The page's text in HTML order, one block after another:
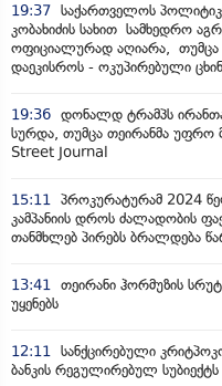
19:37 საქართველოს
კობახიძის სახით სამხედრო
ოფიციალურად აღიარა, თუმცა
დაეკისროს - ოკუპირებული
19:36 დონალდ ტრამპს
სურდა, თუმცა თეირანმა უფრო
Street Journal
15:11
პროკურატურამ 2024
კამპანიის დროს ძალადობის
თანმხლებ პირებს ბრალდება
13:41
თეირანი ჰორმუზის
უყენებს
12:11
სანქცირებული
ბანკის რეგულირებულ სუბიექტს